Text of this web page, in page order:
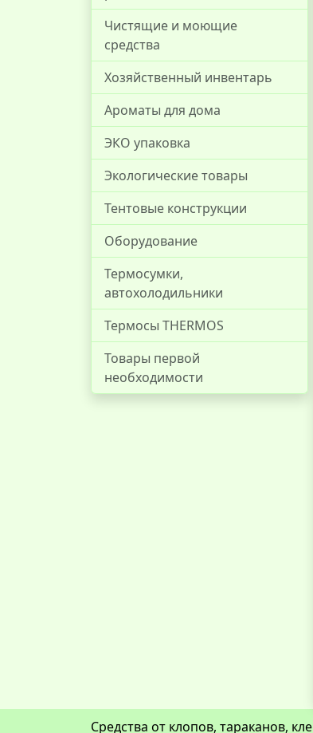
Чистящие и моющие
средства
Хозяйственный инвентарь
Ароматы для дома
ЭКО упаковка
Экологические товары
Тентовые конструкции
Оборудование
Термосумки,
автохолодильники
Термосы THERMOS
Товары первой
необходимости
Средства от клопов, тараканов,